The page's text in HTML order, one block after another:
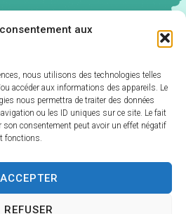
aux
nous utilisons des technologies telles
accéder aux informations des appareils. Le
nous permettra de traiter des données
ou les ID uniques sur ce site. Le fait
son consentement peut avoir un effet négatif
fonctions.
ACCEPTER
REFUSER
Accessibilité
Légales